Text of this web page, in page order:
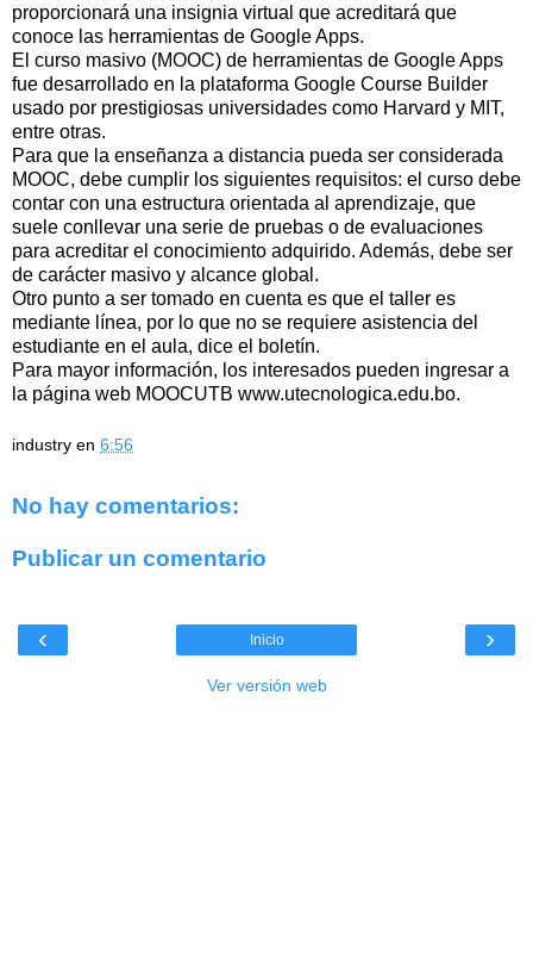
proporcionará una insignia virtual que acreditará que
conoce las herramientas de Google Apps.
El curso masivo (MOOC) de herramientas de Google Apps
fue desarrollado en la plataforma Google Course Builder
usado por prestigiosas universidades como Harvard y MIT,
entre otras.
Para que la enseñanza a distancia pueda ser considerada
MOOC, debe cumplir los siguientes requisitos: el curso debe
contar con una estructura orientada al aprendizaje, que
suele conllevar una serie de pruebas o de evaluaciones
para acreditar el conocimiento adquirido. Además, debe ser
de carácter masivo y alcance global.
Otro punto a ser tomado en cuenta es que el taller es
mediante línea, por lo que no se requiere asistencia del
estudiante en el aula, dice el boletín.
Para mayor información, los interesados pueden ingresar a
la página web MOOCUTB www.utecnologica.edu.bo.
industry en 6:56
No hay comentarios:
Publicar un comentario
‹ ›
Inicio
Ver versión web